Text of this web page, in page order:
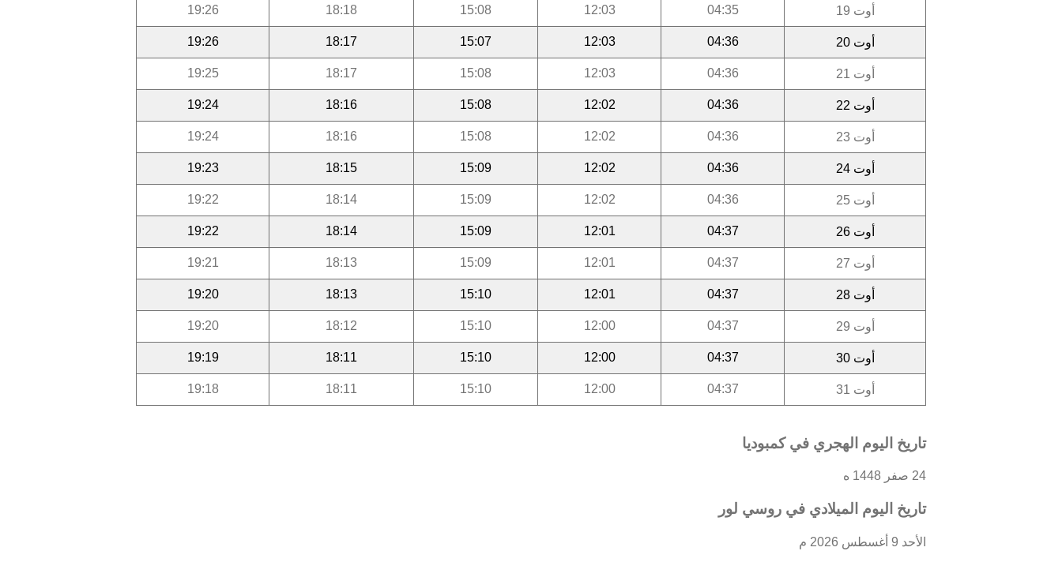
أوت 19 04:35
12:03
15:08
18:18
19:26
أوت 20 04:36
12:03
15:07
18:17
19:26
أوت 21 04:36
12:03
15:08
18:17
19:25
أوت 22 04:36
12:02
15:08
18:16
19:24
أوت 23 04:36
12:02
15:08
18:16
19:24
أوت 24 04:36
12:02
15:09
18:15
19:23
أوت 25 04:36
12:02
15:09
18:14
19:22
أوت 26 04:37
12:01
15:09
18:14
19:22
أوت 27 04:37
12:01
15:09
18:13
19:21
أوت 28 04:37
12:01
15:10
18:13
19:20
أوت 29 04:37
12:00
15:10
18:12
19:20
أوت 30 04:37
12:00
15:10
18:11
19:19
أوت 31 04:37
12:00
15:10
18:11
19:18
تاريخ اليوم الهجري في كمبوديا
24 صفر 1448 ه
تاريخ اليوم الميلادي في روسي لور
الأحد 9 أغسطس 2026 م